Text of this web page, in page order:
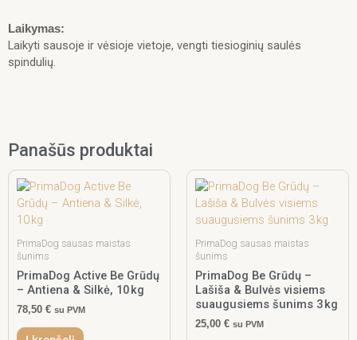
Laikymas:
Laikyti sausoje ir vėsioje vietoje, vengti tiesioginių saulės
spindulių.
Panašūs produktai
PrimaDog sausas maistas
šunims
PrimaDog Active Be Grūdų
– Antiena & Silkė, 10 kg
78,50 € su PVM
PrimaDog sausas maistas
šunims
PrimaDog Be Grūdų –
Lašiša & Bulvės visiems
suaugusiems šunims 3 kg
25,00 € su PVM